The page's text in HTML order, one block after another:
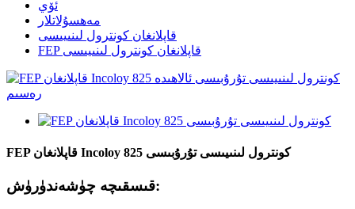
ئۆي
مەھسۇلاتلار
قاپلانغان كونترول لىنىيىسى
FEP قاپلانغان كونترول لىنىيىسى
FEP قاپلانغان Incoloy 825 كونترول لىنىيىسى تۇرۇبىسى
قىسقىچە چۈشەندۈرۈش: